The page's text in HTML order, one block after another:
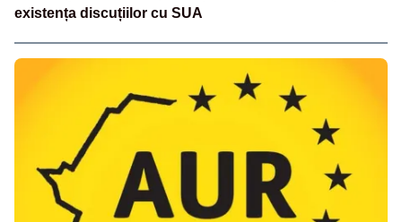
existența discuțiilor cu SUA